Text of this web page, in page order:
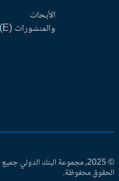
الأبحاث
والمنشورات (E)
© 2025، مجموعة البنك الدولي جميع
محفوظة.